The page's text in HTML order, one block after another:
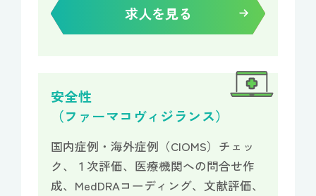
求人を見る
安全性
（ファーマコヴィジランス）
国内症例・海外症例（CIOMS）チェッ
ク、１次評価、医療機関への問合せ作
成、MedDRAコーディング、文献評価、